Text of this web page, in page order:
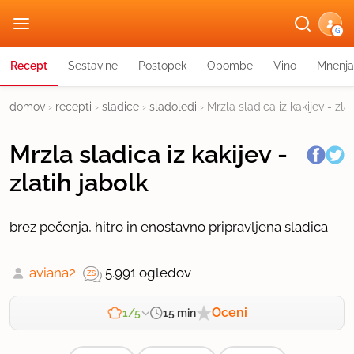
G
Recept Sestavine Postopek Opombe Vino Mnenja
domov › recepti › sladice › sladoledi › Mrzla sladica iz kakijev -
Mrzla sladica iz kakijev -
zlatih jabolk
brez pečenja, hitro in enostavno pripravljena sladica
aviana2 5.991 ogledov
1/5 15 min Oceni